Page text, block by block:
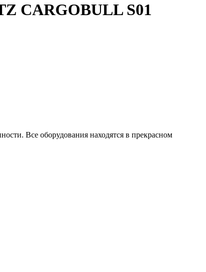
S01
Все оборудования находятся в прекрасном